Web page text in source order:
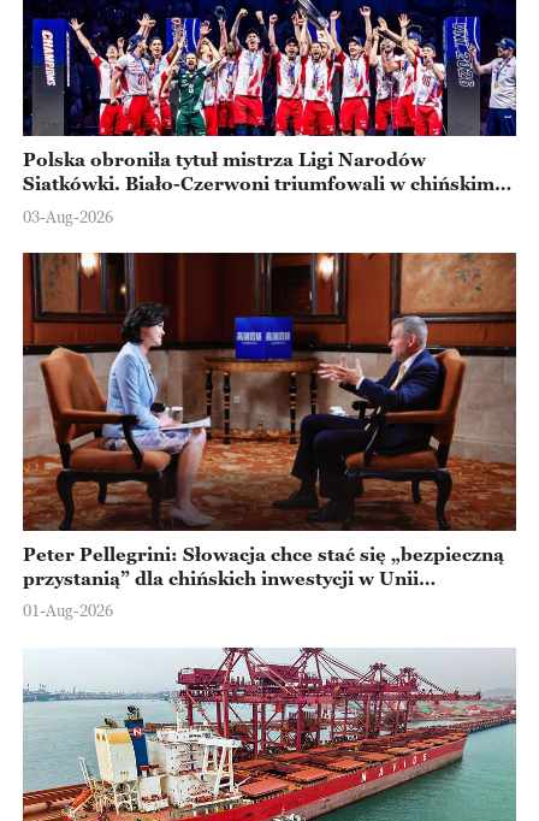
Polska obroniła tytuł mistrza Ligi Narodów
Siatkówki. Biało-Czerwoni triumfowali w chińskim
Ningbo
03-Aug-2026
Peter Pellegrini: Słowacja chce stać się „bezpieczną
przystanią” dla chińskich inwestycji w Unii
Europejskiej
01-Aug-2026